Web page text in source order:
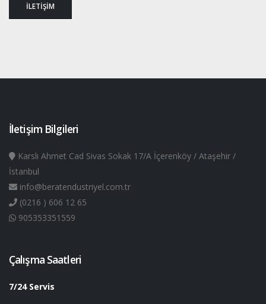
İLETİŞİM
İletişim Bilgileri
Karslı Ahmet Cad Sivas Sokak 17/A İçerenköy / Ataşehir /
İstanbul
info@beratendustriyel.com.tr
(0216 ) 606 12 65
905353351559
Çalışma Saatleri
7/24 Servis